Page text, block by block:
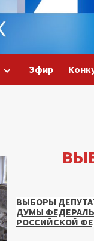
Эфир
ВЫБОРЫ
ДУМЫ
РОССИЙСКОЙ